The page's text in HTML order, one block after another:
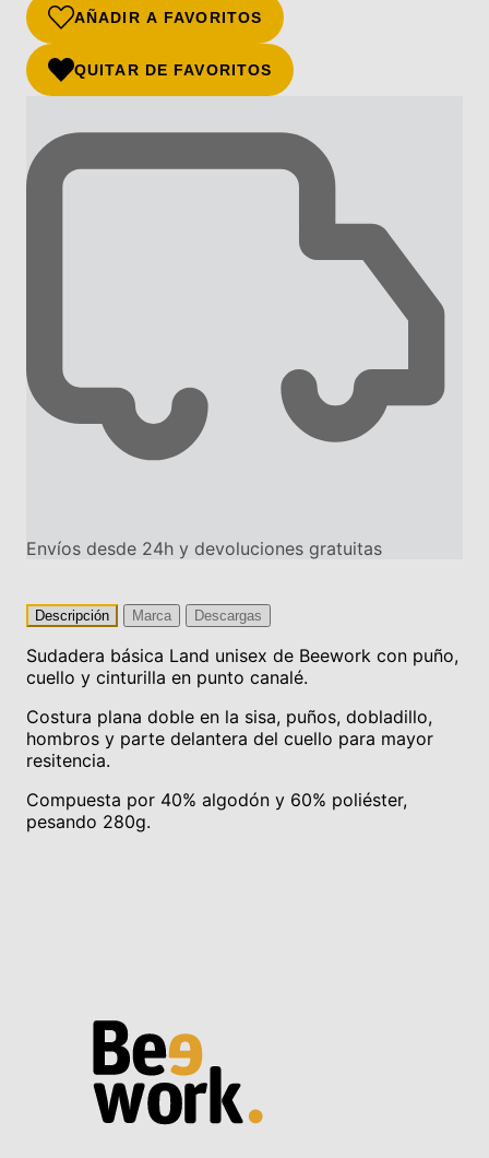
AÑADIR A FAVORITOS
QUITAR DE FAVORITOS
Envíos desde 24h y devoluciones gratuitas
Descripción Marca Descargas
Sudadera básica Land unisex de Beework con puño,
cuello y cinturilla en punto canalé.
Costura plana doble en la sisa, puños, dobladillo,
hombros y parte delantera del cuello para mayor
resitencia.
Compuesta por 40% algodón y 60% poliéster,
pesando 280g.